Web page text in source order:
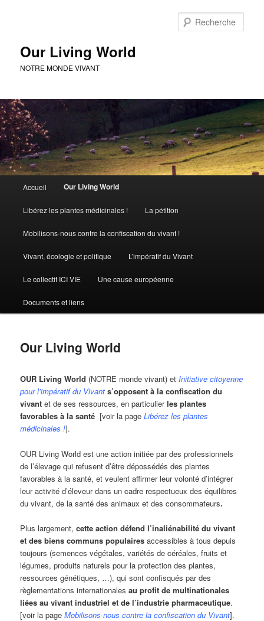
Our Living World
NOTRE MONDE VIVANT
principal
Aller
au
contenu
principal
Accueil Our Living World
Libérez les plantes médicinales ! La pétition
Mobilisons-nous contre la confiscation du vivant !
Vivant, écologie et politique L’impératif du Vivant
Le collectif ICI VIE Une cause européenne
Documents et liens
Our Living World
OUR Living World (NOTRE monde vivant) etInitiative citoyenne
pour l’impératif du Vivant s’opposent à la confiscation du
vivantet de ses ressources, en particulierles plantes
favorables à la santé [voir la pageLibérez les plantes
médicinales !].
OUR Living World est une action initiée par des professionnels
de l’élevage qui refusent d’être dépossédés des plantes
favorables à la santé, et veulent affirmer leur volonté d’intégrer
leur activité d’éleveur dans un cadre respectueux des équilibres
du vivant, de la santé des animaux et des consommateurs.
Plus largement,cette action défend l’inaliénabilité du vivant
et des biens communs populaires accessibles à tous depuis
toujours (semences végétales, variétés de céréales, fruits et
légumes, produits naturels pour la protection des plantes,
ressources génétiques, …), qui sont confisqués par des
règlementations internationalesau profit de multinationales
liées au vivant industriel et de l’industrie pharmaceutique.
[voir la pageMobilisons-nous contre la confiscation du Vivant].